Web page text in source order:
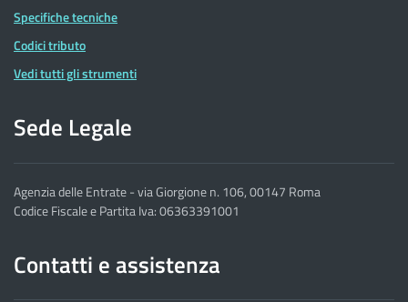
Specifiche tecniche
Codici tributo
Vedi tutti gli strumenti
Sede Legale
Agenzia delle Entrate - via Giorgione n. 106, 00147 Roma
Codice Fiscale e Partita Iva: 06363391001
Contatti e assistenza